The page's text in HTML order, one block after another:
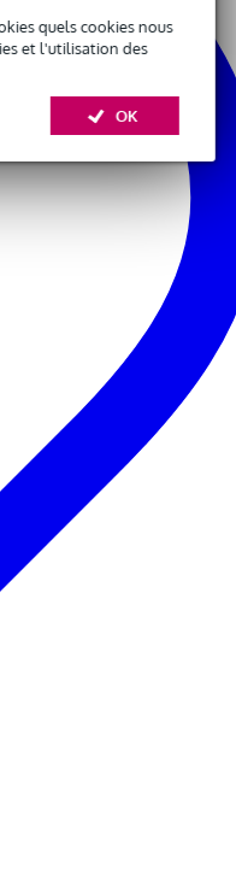
quels cookies nous
et l'utilisation des
OK